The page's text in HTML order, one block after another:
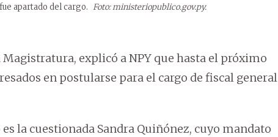
apartado del cargo. Foto: ministeriopublico.gov.py.
explicó a NPY que hasta el próximo
en postularse para el cargo de fiscal general
la cuestionada Sandra Quiñónez, cuyo mandato